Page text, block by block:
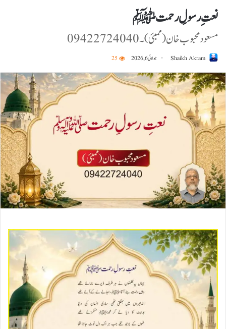
نعتِ رسولِ رحمتﷺ
مسعود محبوب خان (ممبئی)۔09422724040
Shaikh Akram جولائی 6, 2026 25